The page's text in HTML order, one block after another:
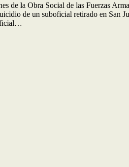
de la Obra Social de las Fuerzas
de un suboficial retirado en San